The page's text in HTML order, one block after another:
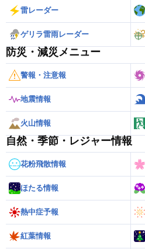
雷レーダー
ゲリラ雷雨レーダー
防災・減災メニュー
警報・注意報
地震情報
火山情報
自然・季節・レジャー情報
花粉飛散情報
ほたる情報
熱中症予報
紅葉情報